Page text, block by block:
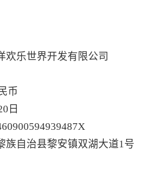
欢乐世界开发有限公司
币
日
族自治县黎安镇双湖大道1号